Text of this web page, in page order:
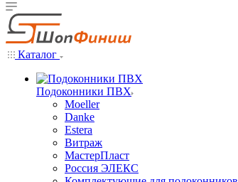
Каталог
Подоконники ПВХ
Moeller
Danke
Estera
Витраж
МастерПласт
Россия ЭЛЕКС